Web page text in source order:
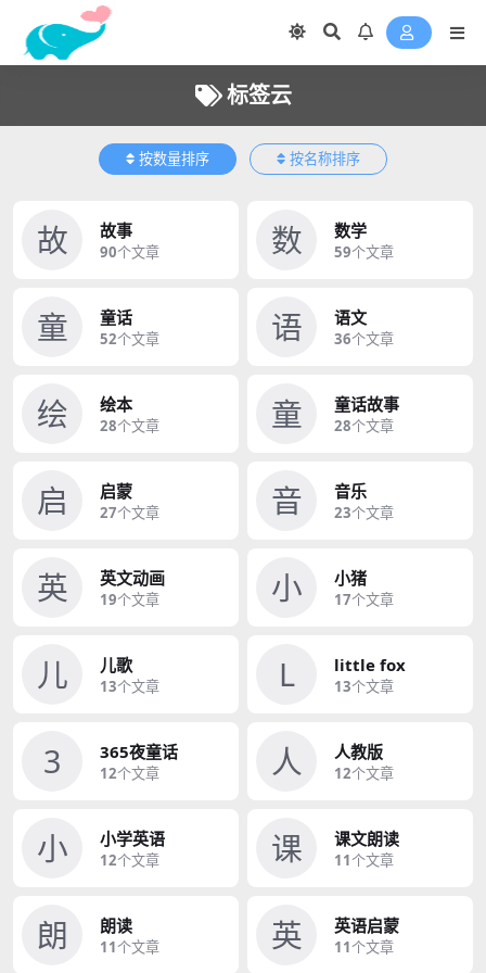
标签云
按数量排序 按名称排序
故 故事
90个文章 数 数学
59个文章
童 童话
52个文章 语 语文
36个文章
绘 绘本
28个文章 童 童话故事
28个文章
启 启蒙
27个文章 音 音乐
23个文章
英 英文动画
19个文章 小 小猪
17个文章
儿 儿歌
13个文章 L little fox
13个文章
3 365夜童话
12个文章 人 人教版
12个文章
小 小学英语
12个文章 课 课文朗读
11个文章
朗 朗读
11个文章 英 英语启蒙
11个文章